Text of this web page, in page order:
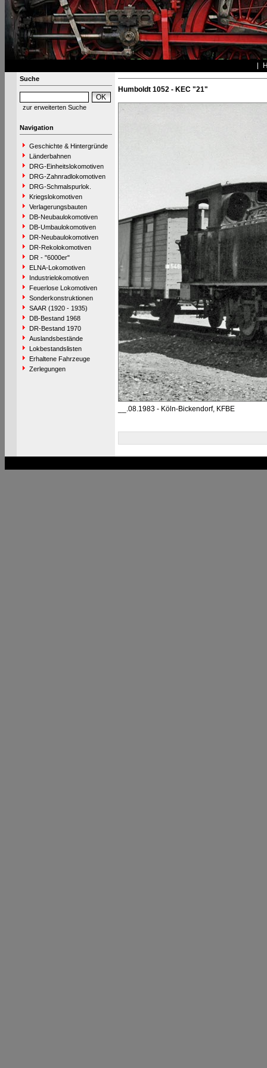
Suche
zur erweiterten Suche
Navigation
Geschichte & Hintergründe
Länderbahnen
DRG-Einheitslokomotiven
DRG-Zahnradlokomotiven
DRG-Schmalspurlok.
Kriegslokomotiven
Verlagerungsbauten
DB-Neubaulokomotiven
DB-Umbaulokomotiven
DR-Neubaulokomotiven
DR-Rekolokomotiven
DR - "6000er"
ELNA-Lokomotiven
Industrielokomotiven
Feuerlose Lokomotiven
Sonderkonstruktionen
SAAR (1920 - 1935)
DB-Bestand 1968
DR-Bestand 1970
Auslandsbestände
Lokbestandslisten
Erhaltene Fahrzeuge
Zerlegungen
Humboldt 1052 - KEC "21"
__.08.1983 - Köln-Bickendorf, KFBE